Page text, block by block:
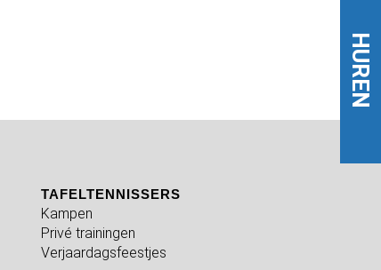
HUREN
TAFELTENNISSERS
Kampen
Privé trainingen
Verjaardagsfeestjes